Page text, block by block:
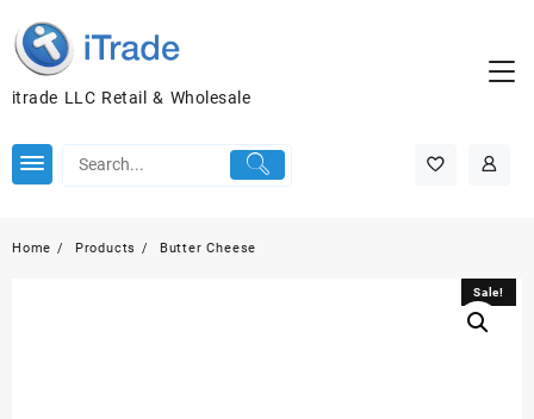
itrade LLC Retail & Wholesale
Home Products Butter Cheese
Sale!
Sale!